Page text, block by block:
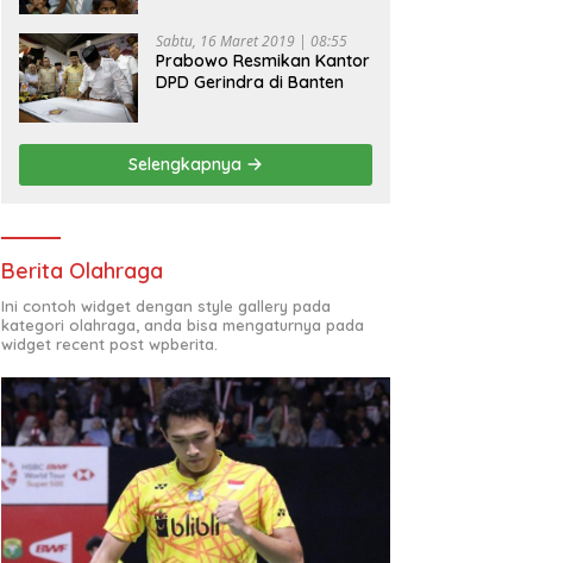
Sabtu, 16 Maret 2019 | 08:55
Prabowo Resmikan Kantor
DPD Gerindra di Banten
Selengkapnya
Berita Olahraga
Ini contoh widget dengan style gallery pada
kategori olahraga, anda bisa mengaturnya pada
widget recent post wpberita.